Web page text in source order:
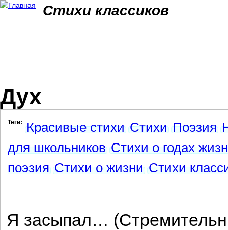
Стихи классиков
Дух
Теги: Красивые стихи Стихи Поэзия
для школьников Стихи о годах
поэзия Стихи о жизни Стихи
Я засыпал…